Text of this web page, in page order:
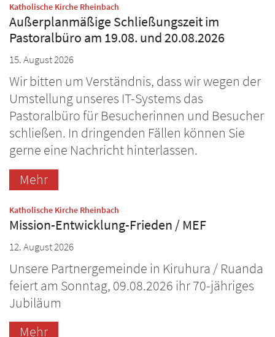
Katholische Kirche Rheinbach
Außerplanmäßige Schließungszeit im
Pastoralbüro am 19.08. und 20.08.2026
15. August 2026
Wir bitten um Verständnis, dass wir wegen der
Umstellung unseres IT-Systems das
Pastoralbüro für Besucherinnen und Besucher
schließen. In dringenden Fällen können Sie
gerne eine Nachricht hinterlassen.
Mehr
Katholische Kirche Rheinbach
Mission-Entwicklung-Frieden / MEF
12. August 2026
Unsere Partnergemeinde in Kiruhura / Ruanda
feiert am Sonntag, 09.08.2026 ihr 70-jähriges
Jubiläum
Mehr